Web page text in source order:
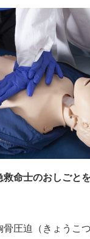
命士のおしごと
圧迫（きょうこ